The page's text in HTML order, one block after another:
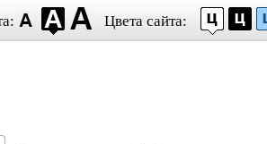
Цвета сайта: